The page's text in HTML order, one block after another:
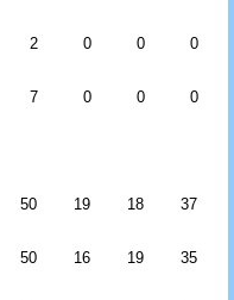
2 0 0 0
7 0 0 0
50 19 18 37
50 16 19 35